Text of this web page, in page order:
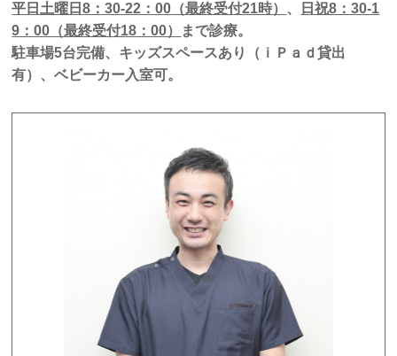
平日土曜日8：30-22：00（最終受付21時） 、
日祝8：30-1
9：00（最終受付18：00）
まで診療。
駐車場5台完備、キッズスペースあり（ｉＰａｄ貸出
有）、ベビーカー入室可。